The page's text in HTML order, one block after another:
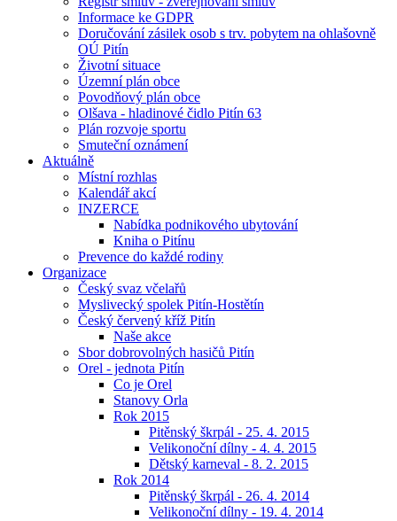
Informace ke GDPR
Doručování zásilek osob s trv. pobytem na ohlašovně
OÚ Pitín
Životní situace
Územní plán obce
Povodňový plán obce
Olšava - hladinové čidlo Pitín 63
Plán rozvoje sportu
Smuteční oznámení
Aktuálně
Místní rozhlas
Kalendář akcí
INZERCE
Nabídka podnikového ubytování
Kniha o Pitínu
Prevence do každé rodiny
Organizace
Český svaz včelařů
Myslivecký spolek Pitín-Hostětín
Český červený kříž Pitín
Naše akce
Sbor dobrovolných hasičů Pitín
Orel - jednota Pitín
Co je Orel
Stanovy Orla
Rok 2015
Pitěnský škrpál - 25. 4. 2015
Velikonoční dílny - 4. 4. 2015
Dětský karneval - 8. 2. 2015
Rok 2014
Pitěnský škrpál - 26. 4. 2014
Velikonoční dílny - 19. 4. 2014